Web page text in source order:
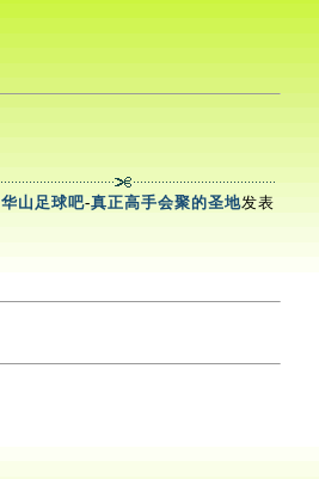
华山足球吧-真正高手会聚的圣地发表